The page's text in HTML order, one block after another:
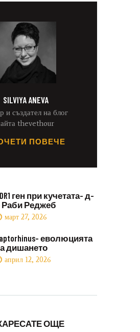
SILVIYA ANEVA
и създател на блог
thevethour
ПОВЕЧЕ
ген при кучетата- д-
Раби Реджеб
март 27, 2026
еволюцията
дишането
април 12, 2026
ОЩЕ